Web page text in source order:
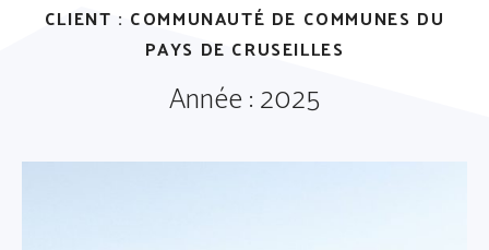
CLIENT : COMMUNAUTÉ DE COMMUNES DU
PAYS DE CRUSEILLES
Année : 2025